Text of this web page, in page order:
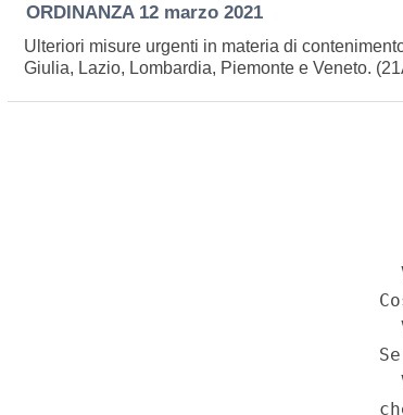
ORDINANZA 12 marzo 2021
Ulteriori misure urgenti in materia di
Giulia, Lazio, Lombardia, Piemonte e Veneto.